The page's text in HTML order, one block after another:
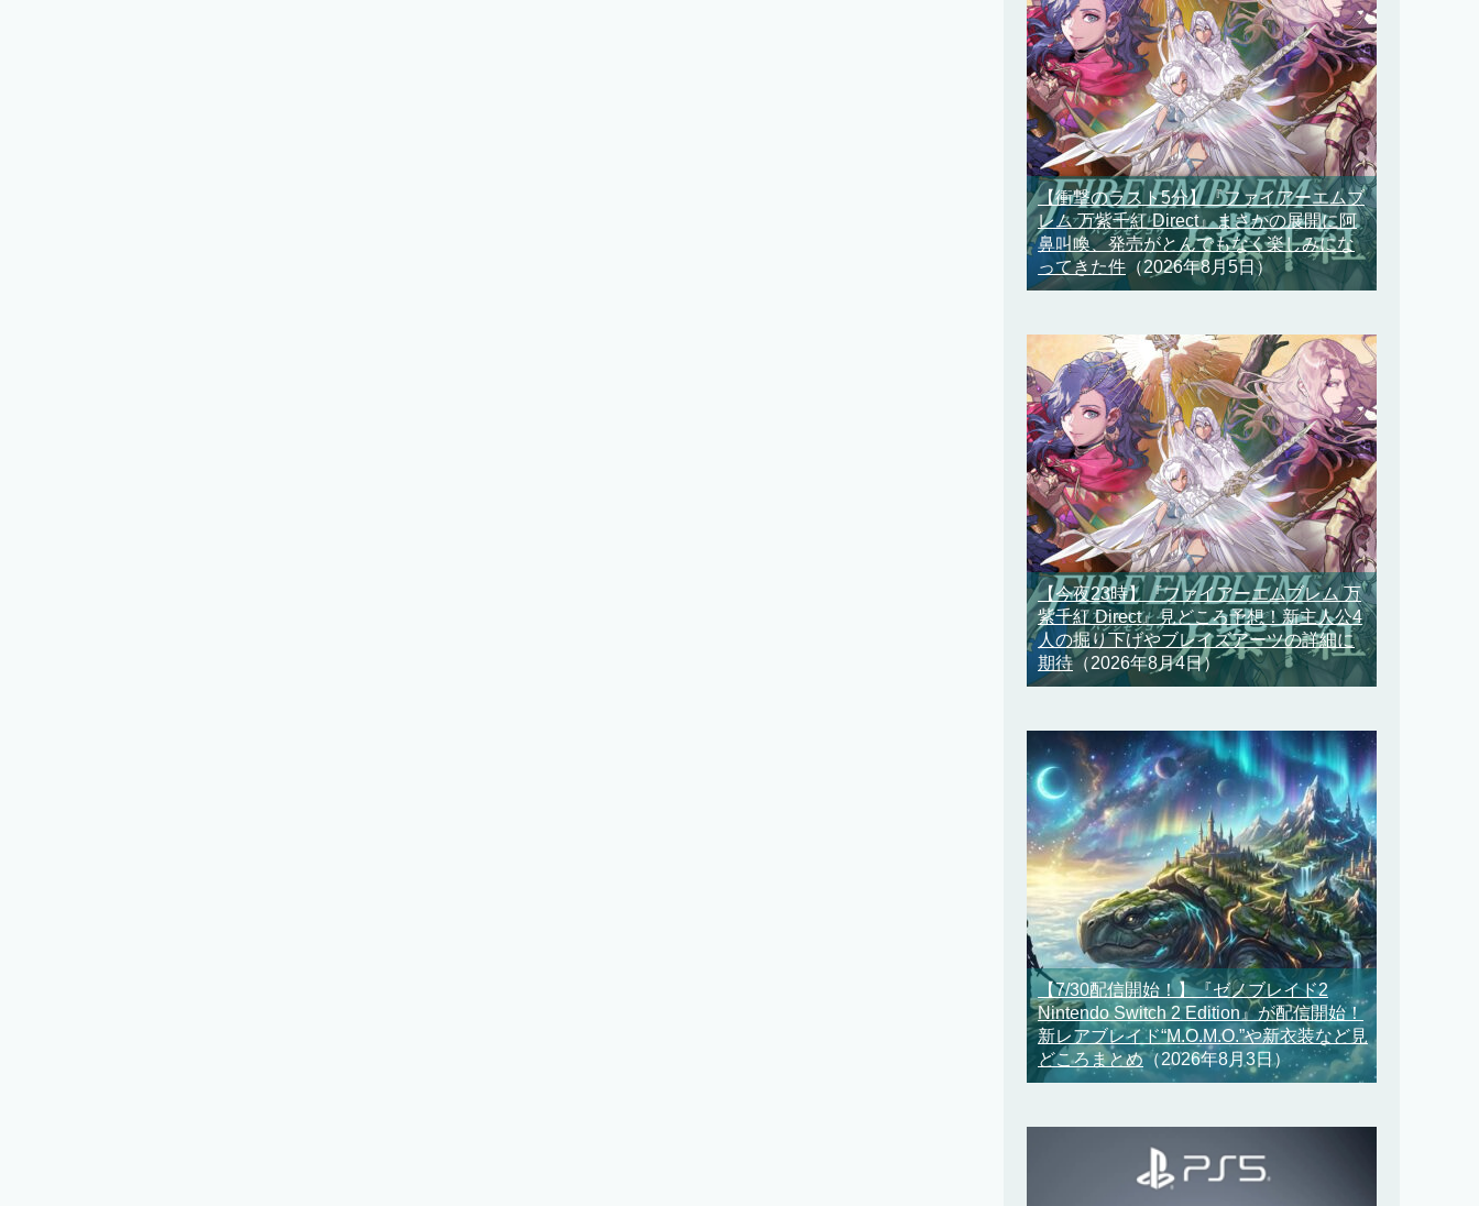
【衝撃のラスト5分】『ファイアーエムブ
レム 万紫千紅 Direct』まさかの展開に阿
鼻叫喚、発売がとんでもなく楽しみにな
ってきた件 （2026年8月5日）
【今夜23時】『ファイアーエムブレム 万
紫千紅 Direct』見どころ予想！新主人公4
人の掘り下げやブレイズアーツの詳細に
期待（2026年8月4日）
【7/30配信開始！】『ゼノブレイド2
Nintendo Switch 2 Edition』が配信開始！
新レアブレイド“M.O.M.O.”や新衣装など見
どころまとめ（2026年8月3日）